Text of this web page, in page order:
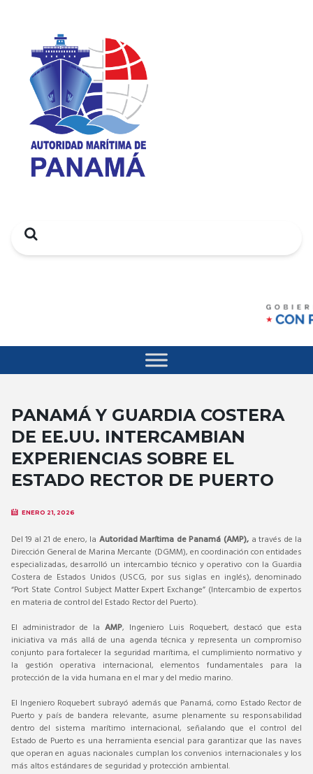
Search
PANAMÁ Y GUARDIA COSTERA
DE EE.UU. INTERCAMBIAN
EXPERIENCIAS SOBRE EL
ESTADO RECTOR DE PUERTO
ENERO 21, 2026
Del 19 al 21 de enero, la Autoridad Marítima de Panamá (AMP), a través de la
Dirección General de Marina Mercante (DGMM), en coordinación con entidades
especializadas, desarrolló un intercambio técnico y operativo con la Guardia
Costera de Estados Unidos (USCG, por sus siglas en inglés), denominado
“Port State Control Subject Matter Expert Exchange” (Intercambio de expertos
en materia de control del Estado Rector del Puerto).
El administrador de la AMP, Ingeniero Luis Roquebert, destacó que esta
iniciativa va más allá de una agenda técnica y representa un compromiso
conjunto para fortalecer la seguridad marítima, el cumplimiento normativo y
la gestión operativa internacional, elementos fundamentales para la
protección de la vida humana en el mar y del medio marino.
El Ingeniero Roquebert subrayó además que Panamá, como Estado Rector de
Puerto y país de bandera relevante, asume plenamente su responsabilidad
dentro del sistema marítimo internacional, señalando que el control del
Estado de Puerto es una herramienta esencial para garantizar que las naves
que operan en aguas nacionales cumplan los convenios internacionales y los
más altos estándares de seguridad y protección ambiental.